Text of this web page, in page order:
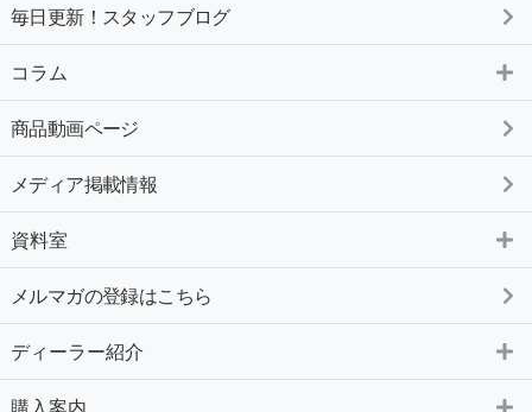
毎日更新！スタッフブログ
コラム
商品動画ページ
メディア掲載情報
資料室
メルマガの登録はこちら
ディーラー紹介